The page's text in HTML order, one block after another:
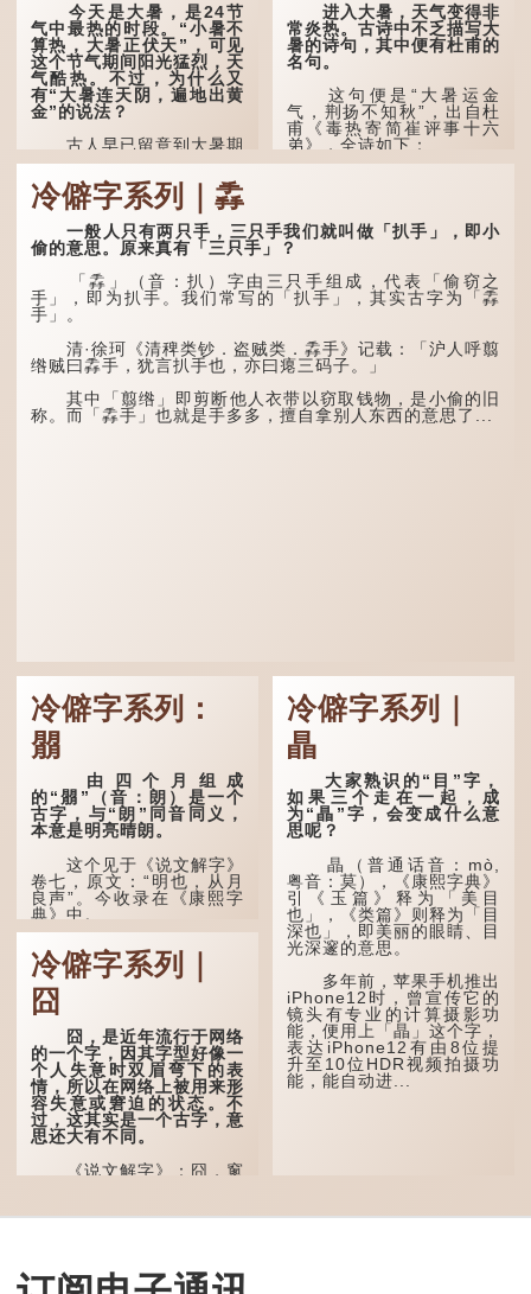
今天是大暑，是24节
气中最热的时段。“小暑不
算热，大暑正伏天”，可见
这个节气期间阳光猛烈，天
气酷热。不过，为什么又
有“大暑连天阴，遍地出黄
金”的说法？
古人早已留意到大暑期
间的气候规律。 《逸周书·
时训解》记载：「大暑之
日，腐草化为萤。又五日，
土润溽暑。又五日，大雨时
行。」意思是说，大暑时节
萤火虫出生，土地湿热，常
有大雨出现。
这段时期的雨水，对农
作物尤其重要。三伏天酷热
难耐，农作物不能缺水。若
连续几天降雨，泥土得以湿
润；雨过天晴后，烈日高
照...
进入大暑，天气变得非
常炎热。古诗中不乏描写大
暑的诗句，其中便有杜甫的
名句。
这句便是“大暑运金
气，荆扬不知秋”，出自杜
甫《毒热寄简崔评事十六
弟》，全诗如下：
林下有塌翼，水中无行
舟。
五行当中“金”对应秋
季，代表凉爽肃杀之
气。“运”是“运行”，描写大
转。
“荆扬”指荆州（湖北）
和扬州（江苏），泛指长江
中下游地区，“...
冷僻字系列｜掱
一般人只有两只手，三只手我们就叫做「扒手」，即小
偷的意思。原来真有「三只手」？
「掱」（音：扒）字由三只手组成，代表「偷窃之
手」，即为扒手。我们常写的「扒手」，其实古字为「掱
手」。
清·徐珂《清稗类钞．盗贼类．掱手》记载：「沪人呼翦
绺贼曰掱手，犹言扒手也，亦曰瘪三码子。」
其中「翦绺」即剪断他人衣带以窃取钱物，是小偷的旧
称。而「掱手」也就是手多多，擅自拿别人东西的意思了...
冷僻字系列：
朤
由四个月组成
的“朤”（音：朗）是一个
古字，与“朗”同音同义，
本意是明亮晴朗。
这个见于《说文解字》
卷七，原文：“明也，从月
良声”。今收录在《康熙字
典》中。
这个字，用法颇多。
“朤朤干坤，舍我其
谁。”干坤是《周易》中的
两个卦名，这里指天地、宇
宙等，形容政治清明，天下
太平！
“天空朤朤，任鸟儿高
飞。”也是指天清气明，鸟
儿可高飞。
“朤朤脆脆”就是形容办
事爽快干脆。我...
冷僻字系列｜
囧
囧，是近年流行于网络
的一个字，因其字型好像一
个人失意时双眉弯下的表
情，所以在网络上被用来形
容失意或窘迫的状态。不
过，这其实是一个古字，意
思还大有不同。
《说文解字》：囧，窻
「囱」一样都是「窗」的象
示在囧地种黍。
冷僻字系列｜
瞐
大家熟识的“目”字，
如果三个走在一起，成
为“瞐”字，会变成什么意
思呢？
瞐（普通话音：mò,
粤音：莫），《康熙字典》
引《玉篇》释为「美目
也」，《类篇》则释为「目
深也」，即美丽的眼睛、目
光深邃的意思。
多年前，苹果手机推出
iPhone12时，曾宣传它的
镜头有专业的计算摄影功
能，便用上「瞐」这个字，
表达iPhone12有由8位提
升至10位HDR视频拍摄功
能，能自动进...